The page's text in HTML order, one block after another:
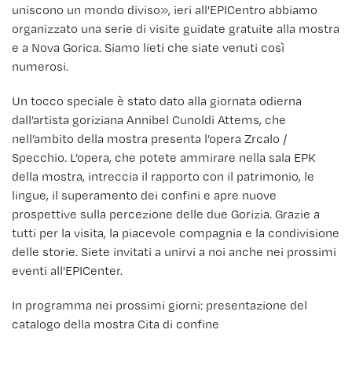
uniscono un mondo diviso», ieri all'EPICentro abbiamo
organizzato una serie di visite guidate gratuite alla mostra
e a Nova Gorica. Siamo lieti che siate venuti così
numerosi.
Un tocco speciale è stato dato alla giornata odierna
dall’artista goriziana Annibel Cunoldi Attems, che
nell’ambito della mostra presenta l’opera Zrcalo /
Specchio. L’opera, che potete ammirare nella sala EPK
della mostra, intreccia il rapporto con il patrimonio, le
lingue, il superamento dei confini e apre nuove
prospettive sulla percezione delle due Gorizia. Grazie a
tutti per la visita, la piacevole compagnia e la condivisione
delle storie. Siete invitati a unirvi a noi anche nei prossimi
eventi all'EPICenter.
In programma nei prossimi giorni: presentazione del
catalogo della mostra Cita di confine